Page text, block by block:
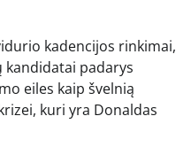
kadencijos rinkimai,
kandidatai padarys
eiles kaip švelnią
kuri yra Donaldas